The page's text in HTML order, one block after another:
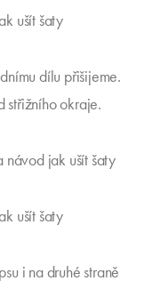
ušít šaty
dílu přišijeme.
střižního okraje.
ušít šaty
i na druhé straně